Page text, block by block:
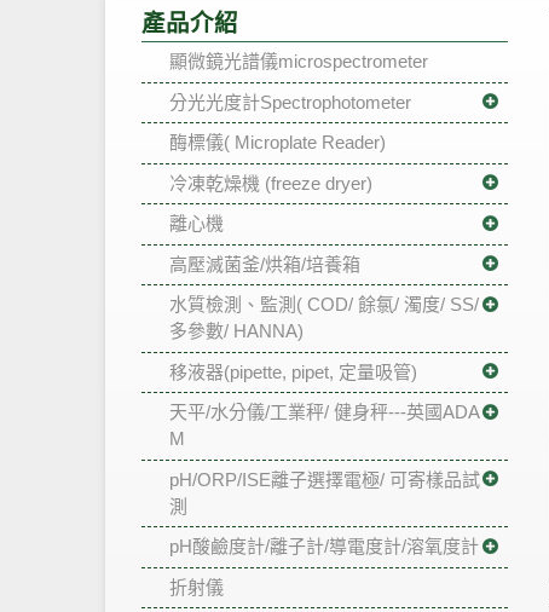
產品介紹
顯微鏡光譜儀microspectrometer
分光光度計Spectrophotometer
酶標儀( Microplate Reader)
冷凍乾燥機 (freeze dryer)
離心機
高壓滅菌釜/烘箱/培養箱
水質檢測、監測( COD/ 餘氯/ 濁度/ SS/
多參數/ HANNA)
移液器(pipette, pipet, 定量吸管)
天平/水分儀/工業秤/ 健身秤---英國ADA
M
pH/ORP/ISE離子選擇電極/ 可寄樣品試
測
pH酸鹼度計/離子計/導電度計/溶氧度計
折射儀